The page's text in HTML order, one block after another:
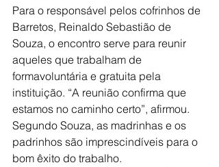
Para o responsável pelos cofrinhos de
Barretos, Reinaldo Sebastião de
Souza, o encontro serve para reunir
aqueles que trabalham de
formavoluntária e gratuita pela
instituição. “A reunião confirma que
estamos no caminho certo”, afirmou.
Segundo Souza, as madrinhas e os
padrinhos são imprescindíveis para o
bom êxito do trabalho.